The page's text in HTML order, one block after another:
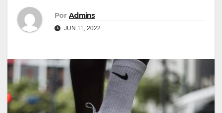
Por Admins
JUN 11, 2022